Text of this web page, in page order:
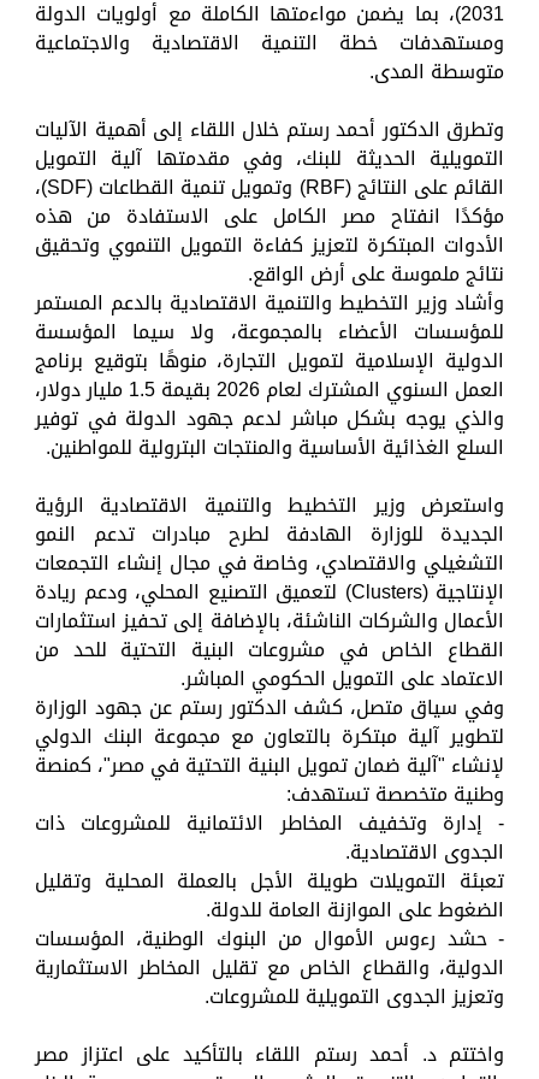
2031)، بما يضمن مواءمتها الكاملة مع أولويات الدولة
ومستهدفات خطة التنمية الاقتصادية والاجتماعية
متوسطة المدى.
وتطرق الدكتور أحمد رستم خلال اللقاء إلى أهمية الآليات
التمويلية الحديثة للبنك، وفي مقدمتها آلية التمويل
القائم على النتائج (RBF) وتمويل تنمية القطاعات (SDF)،
مؤكدًا انفتاح مصر الكامل على الاستفادة من هذه
الأدوات المبتكرة لتعزيز كفاءة التمويل التنموي وتحقيق
نتائج ملموسة على أرض الواقع.
وأشاد وزير التخطيط والتنمية الاقتصادية بالدعم المستمر
للمؤسسات الأعضاء بالمجموعة، ولا سيما المؤسسة
الدولية الإسلامية لتمويل التجارة، منوهًا بتوقيع برنامج
العمل السنوي المشترك لعام 2026 بقيمة 1.5 مليار دولار،
والذي يوجه بشكل مباشر لدعم جهود الدولة في توفير
السلع الغذائية الأساسية والمنتجات البترولية للمواطنين.
واستعرض وزير التخطيط والتنمية الاقتصادية الرؤية
الجديدة للوزارة الهادفة لطرح مبادرات تدعم النمو
التشغيلي والاقتصادي، وخاصة في مجال إنشاء التجمعات
الإنتاجية (Clusters) لتعميق التصنيع المحلي، ودعم ريادة
الأعمال والشركات الناشئة، بالإضافة إلى تحفيز استثمارات
القطاع الخاص في مشروعات البنية التحتية للحد من
الاعتماد على التمويل الحكومي المباشر.
وفي سياق متصل، كشف الدكتور رستم عن جهود الوزارة
لتطوير آلية مبتكرة بالتعاون مع مجموعة البنك الدولي
لإنشاء "آلية ضمان تمويل البنية التحتية في مصر"، كمنصة
وطنية متخصصة تستهدف:
- إدارة وتخفيف المخاطر الائتمانية للمشروعات ذات
الجدوى الاقتصادية.
تعبئة التمويلات طويلة الأجل بالعملة المحلية وتقليل
الضغوط على الموازنة العامة للدولة.
- حشد رءوس الأموال من البنوك الوطنية، المؤسسات
الدولية، والقطاع الخاص مع تقليل المخاطر الاستثمارية
وتعزيز الجدوى التمويلية للمشروعات.
واختتم د. أحمد رستم اللقاء بالتأكيد على اعتزاز مصر